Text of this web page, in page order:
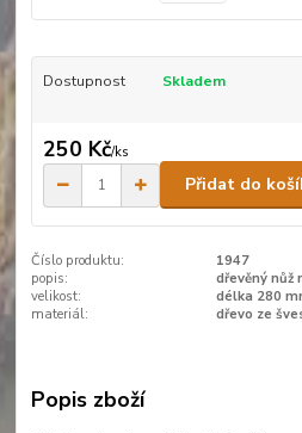
Dostupnost Skladem
250 Kč/ks
Přidat do
Číslo produktu:
1947
popis:
dřevěný nůž
velikost:
délka 280
materiál:
dřevo ze
Popis zboží